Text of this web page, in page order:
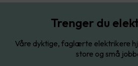
Trenger du
Våre dyktige, faglærte elektrikere
store og små